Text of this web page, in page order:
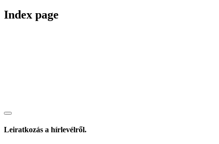
Index page
Leiratkozás a hírlevélről.